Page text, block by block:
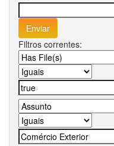
Filtros correntes: